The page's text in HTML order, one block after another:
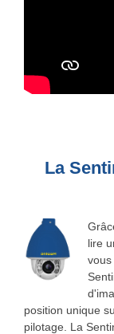
La
lire
position unique
pilotage. La